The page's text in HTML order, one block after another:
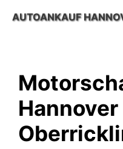
InhaltAUTOANKAUF
Hannover